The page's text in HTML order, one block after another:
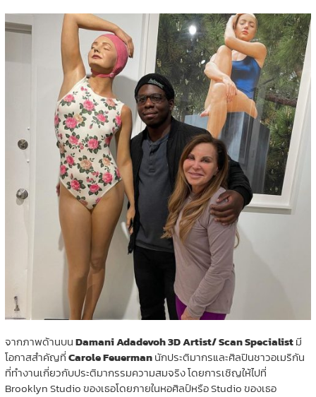
จากภาพด้านบนDamani Adadevoh 3D Artist/ Scan Specialistมี
โอกาสสำคัญที่Carole Feuermanนักประติมากรและศิลปินชาวอเมริกัน
ที่ทำงานเกี่ยวกับประติมากรรมความสมจริง โดยการเชิญให้ไปที่
Brooklyn Studio ของเธอโดยภายในหอศิลป์หรือ Studio ของเธอ